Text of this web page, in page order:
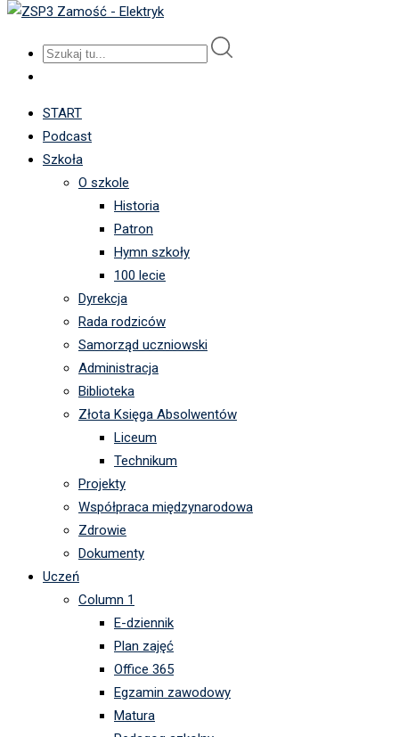
START
Podcast
Szkoła
O szkole
Historia
Patron
Hymn szkoły
100 lecie
Dyrekcja
Rada rodziców
Samorząd uczniowski
Administracja
Biblioteka
Złota Księga Absolwentów
Liceum
Technikum
Projekty
Współpraca międzynarodowa
Zdrowie
Dokumenty
Uczeń
Column 1
E-dziennik
Plan zajęć
Office 365
Egzamin zawodowy
Matura